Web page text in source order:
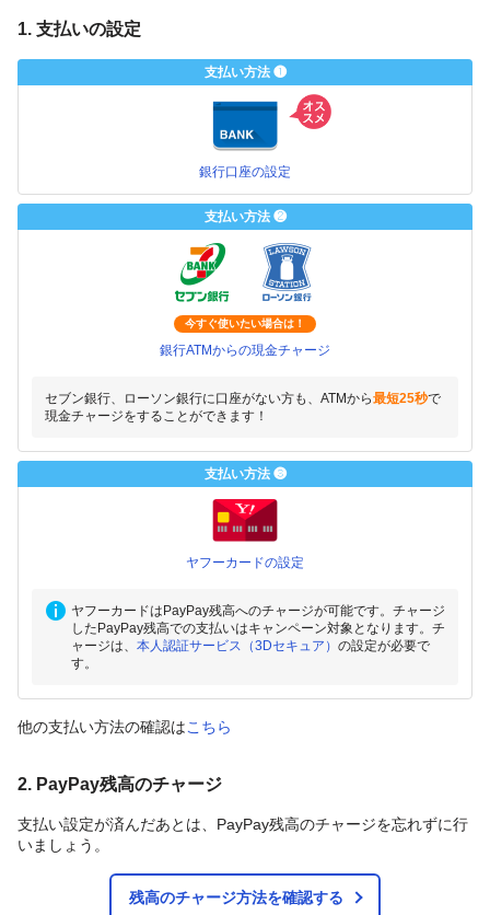
1. 支払いの設定
支払い方法 ❶
銀行口座の設定
支払い方法 ❷
今すぐ使いたい場合は！
銀行ATMからの現金チャージ
セブン銀行、ローソン銀行に口座がない方も、ATMから最短25秒で
現金チャージをすることができます！
支払い方法 ❸
ヤフーカードの設定
ヤフーカードはPayPay残高へのチャージが可能です。チャージ
したPayPay残高での支払いはキャンペーン対象となります。チ
ャージは、 本人認証サービス（3Dセキュア） の設定が必要で
す。
他の支払い方法の確認はこちら
2. PayPay残高のチャージ
支払い設定が済んだあとは、PayPay残高のチャージを忘れずに行
いましょう。
残高のチャージ方法を確認する